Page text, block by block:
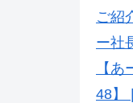
ご紹
ー社
【
48】